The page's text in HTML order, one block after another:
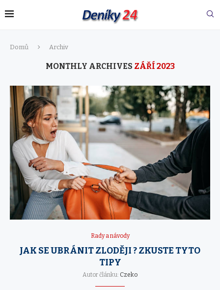
Domů Archiv
MONTHLY ARCHIVES ZÁŘÍ 2023
Rady a návody
JAK SE UBRÁNIT ZLODĚJI ? ZKUSTE TYTO
TIPY
Autor článku: Czeko